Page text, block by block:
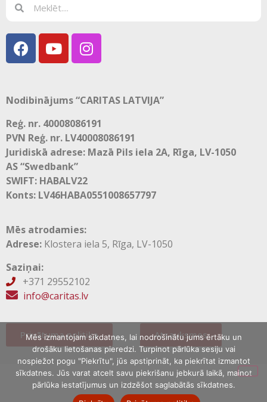
Nodibinājums “CARITAS LATVIJA”
Reģ. nr. 40008086191
PVN Reģ. nr. LV40008086191
Juridiskā adrese: Mazā Pils iela 2A, Rīga, LV-1050
AS “Swedbank”
SWIFT: HABALV22
Konts: LV46HABA0551008657797
Mēs atrodamies:
Adrese: Klostera iela 5, Rīga, LV-1050
Saziņai:
+371 29552102
 info@caritas.lv
Privātuma politika Atsauksmes
Mēs izmantojam sīkdatnes, lai nodrošinātu jums ērtāku un
drošāku lietošanas pieredzi. Turpinot pārlūka sesiju vai
nospiežot pogu "Piekrītu", jūs apstiprināt, ka piekrītat izmantot
sīkdatnes. Jūs varat atcelt savu piekrišanu jebkurā laikā, mainot
pārlūka iestatījumus un izdzēšot saglabātās sīkdatnes.